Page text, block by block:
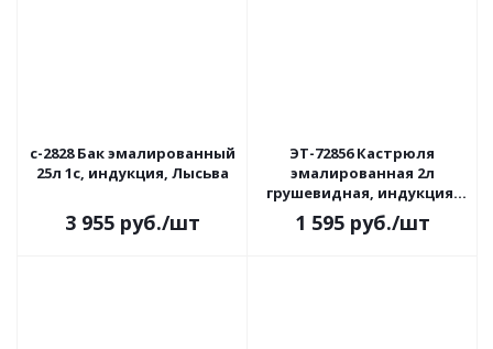
с-2828 Бак эмалированный
25л 1с, индукция, Лысьва
3 955руб./шт
ЭТ-72856 Кастрюля
эмалированная 2л
грушевидная, индукция,
Эстет, серия Красные
маки
1 595руб./шт